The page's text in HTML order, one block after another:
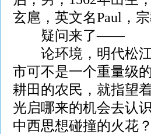
玄扈，英文名Paul，
疑问来了——
论环境，明代松江
市可不是一个重量级
耕田的农民，就指望
光启哪来的机会去认
中西思想碰撞的火花？